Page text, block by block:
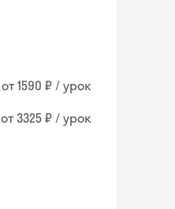
от 1590 ₽ / урок
от 3325 ₽ / урок